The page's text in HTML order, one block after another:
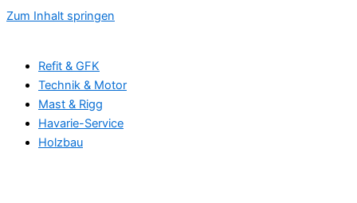
Zum Inhalt springen
Refit & GFK
Technik & Motor
Mast & Rigg
Havarie-Service
Holzbau